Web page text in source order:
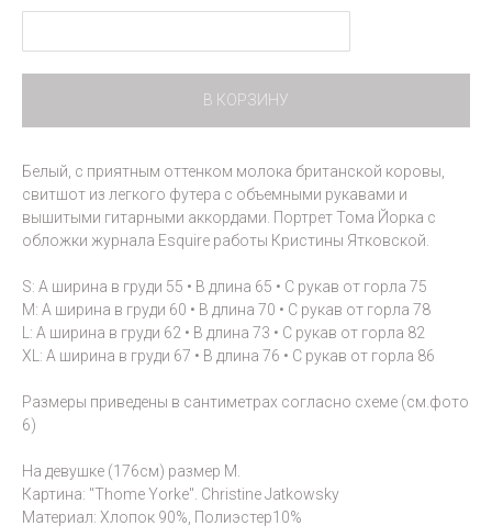
В КОРЗИНУ
Белый, с приятным оттенком молока британской коровы,
свитшот из легкого футера с объемными рукавами и
вышитыми гитарными аккордами. Портрет Тома Йорка с
обложки журнала Esquire работы Кристины Ятковской.
S: A ширина в груди 55 • B длина 65 • C рукав от горла 75
M: A ширина в груди 60 • B длина 70 • C рукав от горла 78
L: A ширина в груди 62 • B длина 73 • C рукав от горла 82
XL: A ширина в груди 67 • B длина 76 • C рукав от горла 86
Размеры приведены в сантиметрах согласно схеме (см.фото
6)
На девушке (176см) размер M.
Картина: "Thome Yorke". Christine Jatkowsky
Материал: Хлопок 90%, Полиэстер10%